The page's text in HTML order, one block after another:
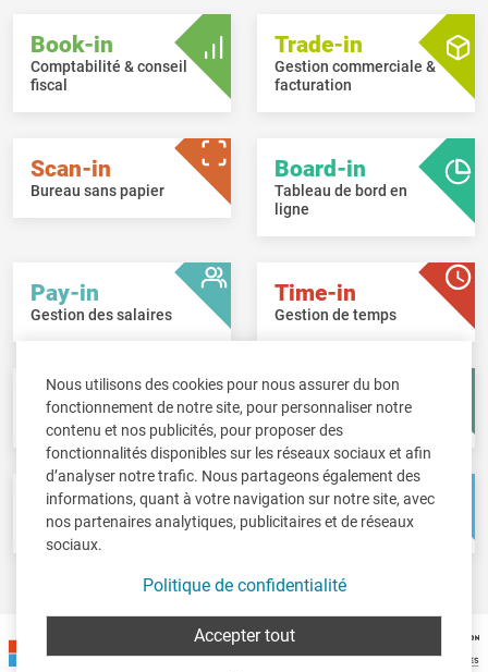
Nous utilisons des cookies pour nous assurer du bon
fonctionnement de notre site, pour personnaliser notre
contenu et nos publicités, pour proposer des
fonctionnalités disponibles sur les réseaux sociaux et afin
d’analyser notre trafic. Nous partageons également des
informations, quant à votre navigation sur notre site, avec
nos partenaires analytiques, publicitaires et de réseaux
sociaux.
Politique de confidentialité
Accepter tout
Book-in
Comptabilité & conseil
fiscal
Trade-in
Gestion commerciale &
facturation
Scan-in
Bureau sans papier
Board-in
Tableau de bord en
ligne
Pay-in
Gestion des salaires
Time-in
Gestion de temps
Fisc-in
Déclarations fiscales
Account-in
Comptes annuels
Pos-in
Caisse
Net-in
Solutions web